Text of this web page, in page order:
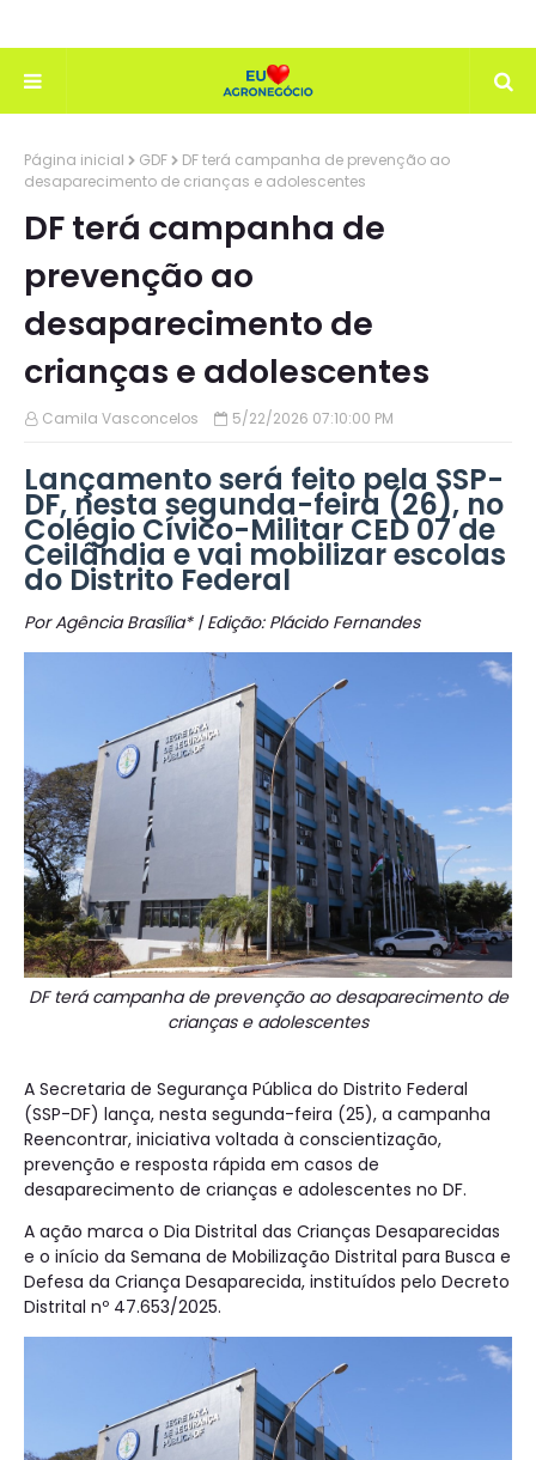
Página inicial GDF
DF terá campanha de prevenção ao
desaparecimento de crianças e adolescentes
DF terá campanha de
prevenção ao
desaparecimento de
crianças e adolescentes
Camila Vasconcelos 5/22/2026 07:10:00 PM
Lançamento será feito pela SSP-
DF, nesta segunda-feira (26), no
Colégio Cívico-Militar CED 07 de
Ceilândia e vai mobilizar escolas
do Distrito Federal
Por Agência Brasília* | Edição: Plácido Fernandes
DF terá campanha de prevenção ao desaparecimento de
crianças e adolescentes
A Secretaria de Segurança Pública do Distrito Federal
(SSP-DF) lança, nesta segunda-feira (25), a campanha
Reencontrar, iniciativa voltada à conscientização,
prevenção e resposta rápida em casos de
desaparecimento de crianças e adolescentes no DF.
A ação marca o Dia Distrital das Crianças Desaparecidas
e o início da Semana de Mobilização Distrital para Busca e
Defesa da Criança Desaparecida, instituídos pelo Decreto
Distrital nº 47.653/2025.